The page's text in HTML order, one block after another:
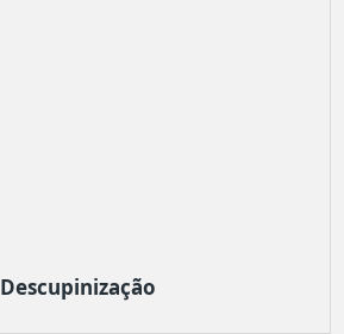
Descupinização